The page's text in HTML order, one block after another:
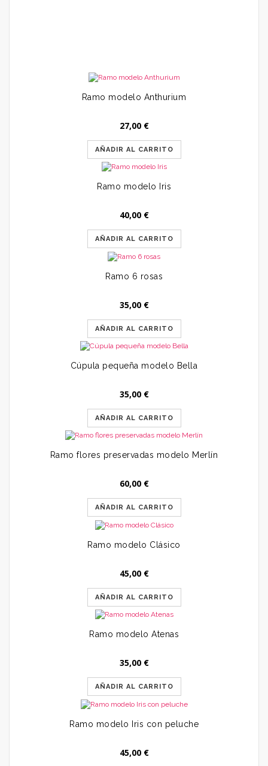
Ramo modelo Anthurium
27,00 €
AÑADIR AL CARRITO
Ramo modelo Iris
40,00 €
AÑADIR AL CARRITO
Ramo 6 rosas
35,00 €
AÑADIR AL CARRITO
Cúpula pequeña modelo Bella
35,00 €
AÑADIR AL CARRITO
Ramo flores preservadas modelo Merlín
60,00 €
AÑADIR AL CARRITO
Ramo modelo Clásico
45,00 €
AÑADIR AL CARRITO
Ramo modelo Atenas
35,00 €
AÑADIR AL CARRITO
Ramo modelo Iris con peluche
45,00 €